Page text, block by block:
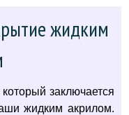
жидким
заключается
жидким акрилом.